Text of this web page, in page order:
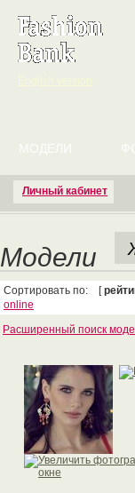
Личный кабинет
МОДЕЛИ
Модели
Сортировать по: [
online
Расширенный поиск